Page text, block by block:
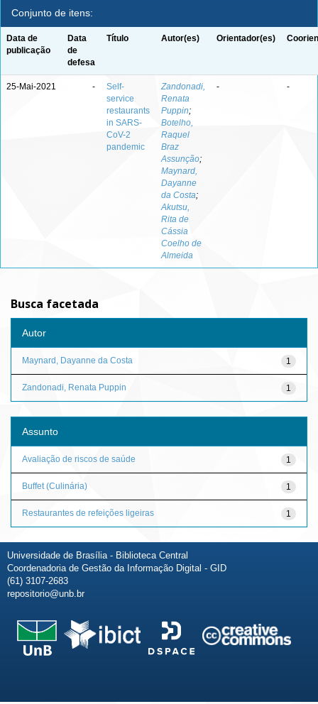
Conjunto de itens:
Data de
publicação
Data
de
defesa
Título Autor(es) Orientador(es)
25-Mai-2021 -
Self-
service
restaurants
in SARS-
CoV-2
pandemic
Zandonadi,
Renata
Puppin;
Botelho,
Raquel
Braz
Assunção;
Maynard,
Dayanne
da Costa;
Akutsu,
Rita de
Cássia
Coelho de
Almeida
- -
Busca facetada
Autor
1
Maynard, Dayanne da Costa
1
Zandonadi, Renata Puppin
Assunto
1
Avaliação de riscos de saúde
1
Buffet (Culinária)
1
Restaurantes de refeições ligeiras
Universidade de Brasília - Biblioteca Central
Coordenadoria de Gestão da Informação Digital - GID
(61) 3107-2683
repositorio@unb.br